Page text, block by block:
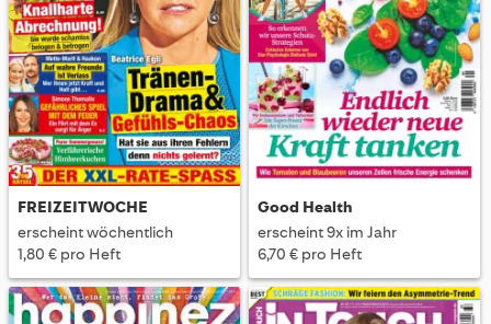
FREIZEITWOCHE
erscheint wöchentlich
1,80 € pro Heft
Good Health
erscheint 9x im Jahr
6,70 € pro Heft